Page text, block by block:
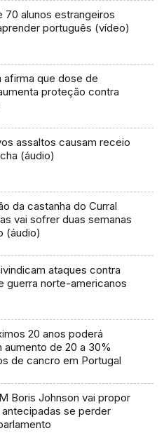
70 alunos estrangeiros
português (vídeo)
afirma que dose de
proteção contra
assaltos causam receio
(áudio)
da castanha do Curral
vai sofrer duas semanas
(áudio)
ataques contra
guerra norte-americanos
20 anos poderá
aumento de 20 a 30%
de cancro em Portugal
Boris Johnson vai propor
se perder